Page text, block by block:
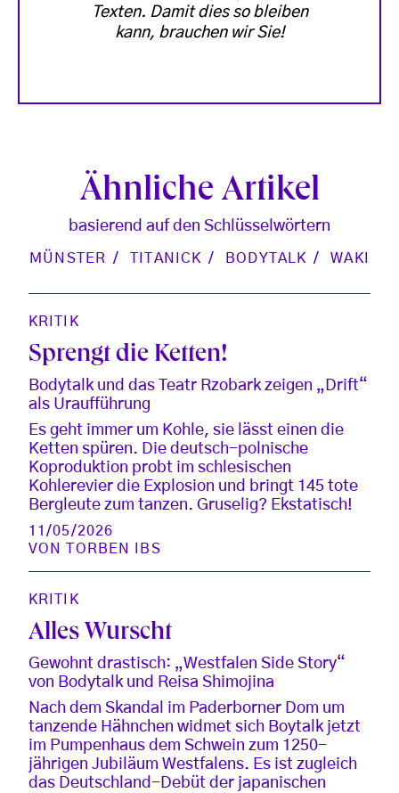
Texten. Damit dies so bleiben
kann, brauchen wir Sie!
Ähnliche Artikel
basierend auf den Schlüsselwörtern
MÜNSTER TITANICK BODYTALK WAKI
KRITIK
Sprengt die Ketten!
Bodytalk und das Teatr Rzobark zeigen „Drift“
als Uraufführung
Es geht immer um Kohle, sie lässt einen die
Ketten spüren. Die deutsch-polnische
Koproduktion probt im schlesischen
Kohlerevier die Explosion und bringt 145 tote
Bergleute zum tanzen. Gruselig? Ekstatisch!
11/05/2026
VON
TORBEN IBS
KRITIK
Alles Wurscht
Gewohnt drastisch: „Westfalen Side Story“
von Bodytalk und Reisa Shimojina
Nach dem Skandal im Paderborner Dom um
tanzende Hähnchen widmet sich Boytalk jetzt
im Pumpenhaus dem Schwein zum 1250-
jährigen Jubiläum Westfalens. Es ist zugleich
das Deutschland-Debüt der japanischen